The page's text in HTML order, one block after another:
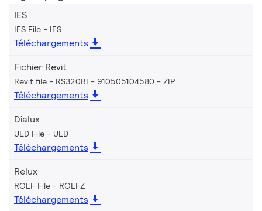
IES
IES File IES
Téléchargements
Fichier Revit
Revit file - RS320BI - 910505104580 ZIP
Téléchargements
Dialux
ULD File ULD
Téléchargements
Relux
ROLF File ROLFZ
Téléchargements